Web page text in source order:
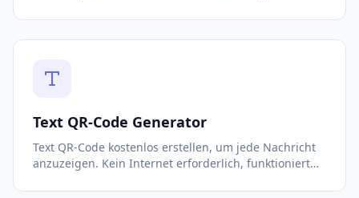
weltweit.
Text QR-Code Generator
Text QR-Code kostenlos erstellen, um jede Nachricht
anzuzeigen. Kein Internet erforderlich, funktioniert